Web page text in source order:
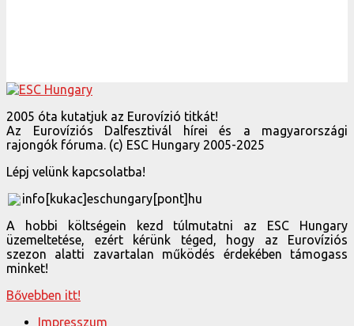
2005 óta kutatjuk az Eurovízió titkát!
Az Eurovíziós Dalfesztivál hírei és a magyarországi
rajongók fóruma. (c) ESC Hungary 2005-2025
Lépj velünk kapcsolatba!
info[kukac]eschungary[pont]hu
A hobbi költségein kezd túlmutatni az ESC Hungary
üzemeltetése, ezért kérünk téged, hogy az Eurovíziós
szezon alatti zavartalan működés érdekében támogass
minket!
Bővebben itt!
Impresszum